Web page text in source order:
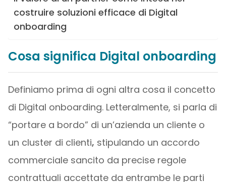
costruire soluzioni efficace di Digital
onboarding
Cosa significa Digital onboarding
Definiamo prima di ogni altra cosa il concetto
di Digital onboarding. Letteralmente, si parla di
“portare a bordo” di un’azienda un cliente o
un cluster di clienti, stipulando un accordo
commerciale sancito da precise regole
contrattuali accettate da entrambe le parti